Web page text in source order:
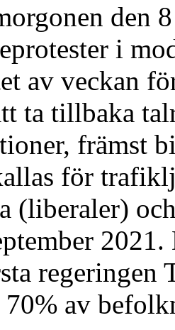
den
i
av veckan
ta tillbaka
främst
för
(liberaler)
regeringen
av